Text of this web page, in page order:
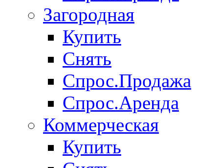
Загородная
Купить
Снять
Спрос.Продажа
Спрос.Аренда
Коммерческая
Купить